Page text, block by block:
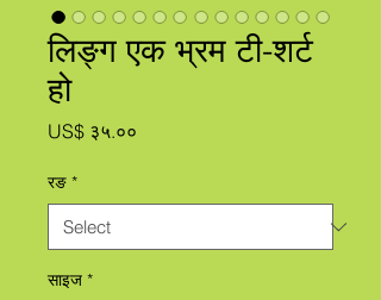
लिङ्ग एक भ्रम टी-शर्ट
हो
US$ ३५.००
रङ *
साइज *